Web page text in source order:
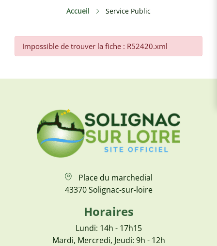
Culture & Loisirs
Tourisme
Accueil Service Public
Impossible de trouver la fiche : R52420.xml
Place du marchedial
43370 Solignac-sur-loire
Horaires
Lundi: 14h - 17h15
Mardi, Mercredi, Jeudi: 9h - 12h